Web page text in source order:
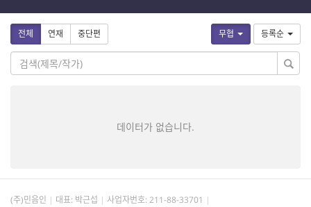
무협 등록순
전체 연재 중단편
데이터가 없습니다.
(주)민음인 대표: 박근섭 사업자번호: 211-88-33701